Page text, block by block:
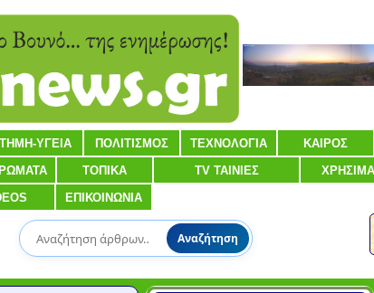
ΥΓΕΙΑ ΠΟΛΙΤΙΣΜΟΣ ΤΕΧΝΟΛΟΓΙΑ ΚΑΙΡΟΣ
ΤΟΠΙΚΑ TV ΤΑΙΝΙΕΣ ΧΡΗΣΙΜΑ
ΕΠΙΚΟΙΝΩΝΙΑ
Αναζήτηση